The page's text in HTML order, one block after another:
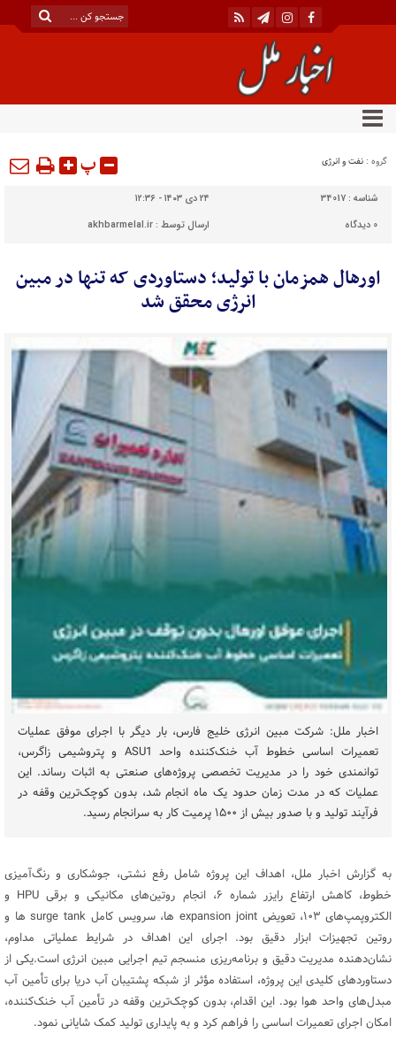
گروه : نفت و انرژی پ
شناسه : 34017
۲۴ دی ۱۴۰۳ - ۱۲:۳۶
0 دیدگاه ارسال توسط :akhbarmelal.ir
اورهال همزمان با تولید؛ دستاوردی که تنها در مبین
انرژی محقق شد
اخبار ملل: شرکت مبین انرژی خلیج فارس، بار دیگر با اجرای موفق عملیات
تعمیرات اساسی خطوط آب خنک‌کننده واحد ASU1 و پتروشیمی زاگرس،
توانمندی خود را در مدیریت تخصصی پروژه‌های صنعتی به اثبات رساند. این
عملیات که در مدت زمان حدود یک ماه انجام شد، بدون کوچک‌ترین وقفه در
فرآیند تولید و با صدور بیش از ۱۵۰۰ پرمیت کار به سرانجام رسید.
به گزارش اخبار ملل، اهداف این پروژه شامل رفع نشتی، جوشکاری و رنگ‌آمیزی
خطوط، کاهش ارتفاع رایزر شماره ۶، انجام روتین‌های مکانیکی و برقی HPU و
الکتروپمپ‌های ۱۰۳، تعویض expansion joint ها، سرویس کامل surge tank ها و
روتین تجهیزات ابزار دقیق بود. اجرای این اهداف در شرایط عملیاتی مداوم،
نشان‌دهنده مدیریت دقیق و برنامه‌ریزی منسجم تیم اجرایی مبین انرژی است.یکی از
دستاوردهای کلیدی این پروژه، استفاده مؤثر از شبکه پشتیبان آب دریا برای تأمین آب
مبدل‌های واحد هوا بود. این اقدام، بدون کوچک‌ترین وقفه در تأمین آب خنک‌کننده،
امکان اجرای تعمیرات اساسی را فراهم کرد و به پایداری تولید کمک شایانی نمود.